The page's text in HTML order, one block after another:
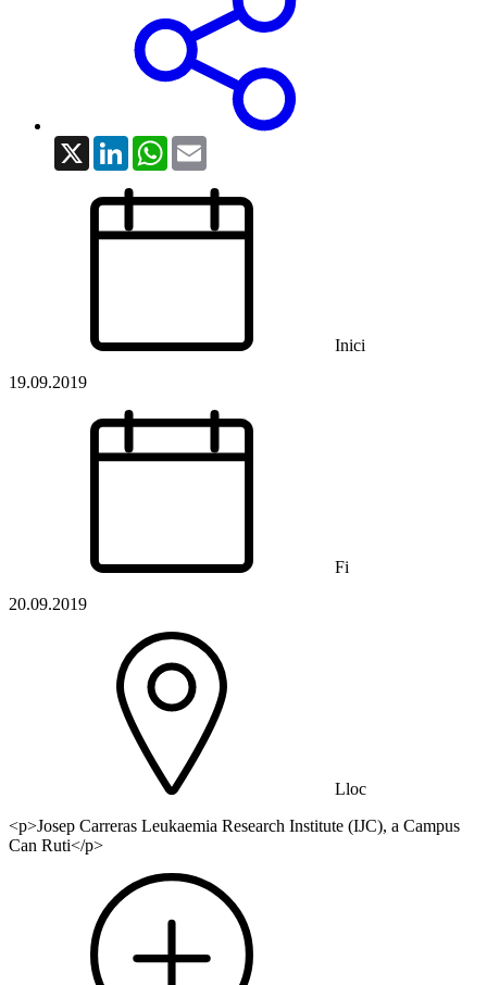
X LinkedInWhatsApp
Inici
19.09.2019
Fi
20.09.2019
Lloc
<p>Josep Carreras Leukaemia Research Institute (IJC), a Campus
Can Ruti</p>